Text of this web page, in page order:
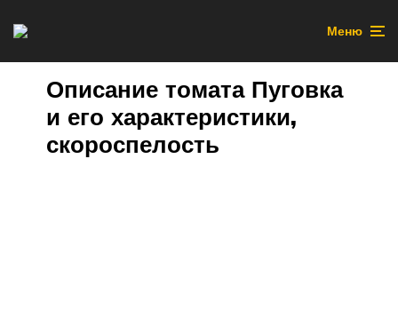
Меню
Описание томата Пуговка
и его характеристики,
скороспелость